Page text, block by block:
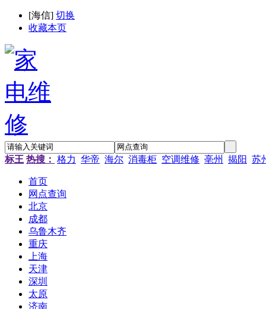
[海信] 切换
收藏本页
标王 热搜： 格力 华帝 海尔 消毒柜 空调维修 亳州 揭阳 苏
首页
网点查询
北京
成都
乌鲁木齐
重庆
上海
天津
深圳
太原
济南